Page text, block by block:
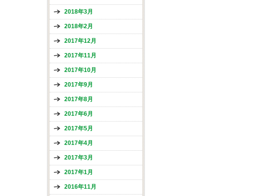
2018年3月
2018年2月
2017年12月
2017年11月
2017年10月
2017年9月
2017年8月
2017年6月
2017年5月
2017年4月
2017年3月
2017年1月
2016年11月